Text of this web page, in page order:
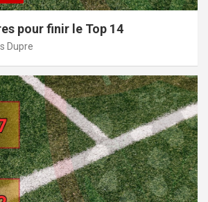
pour finir le Top 14
Dupre